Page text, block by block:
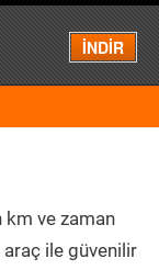
İNDİR
Menü
km ve zaman
araç ile güvenilir